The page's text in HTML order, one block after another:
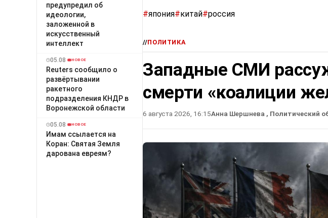
предупредил об
идеологии,
заложенной в
искусственный
интеллект
05.08 НОВОЕ
Reuters сообщило о
развёртывании
ракетного
подразделения КНДР в
Воронежской области
05.08 НОВОЕ
Имам ссылается на
Коран: Святая Земля
дарована евреям?
#япония#китай#россия
//ПОЛИТИКА
Западные СМИ
смерти «коалиции
6 августа 2026, 16:15Анна Шершнева , Политический